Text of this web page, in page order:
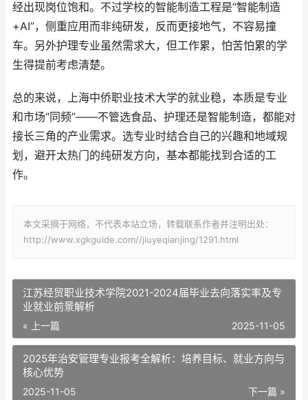
经出现岗位饱和。不过学校的智能制造工程是“智能制造
+AI”，侧重应用而非纯研发，反而更接地气，不容易撞
车。另外护理专业虽然需求大，但工作累，怕苦怕累的学
生得提前考虑清楚。
总的来说，上海中侨职业技术大学的就业稳，本质是专业
和市场“同频”——不管选食品、护理还是智能制造，都能对
接长三角的产业需求。选专业时结合自己的兴趣和地域规
划，避开太热门的纯研发方向，基本都能找到合适的工
作。
本文采摘于网络，不代表本站立场，转载联系作者并注明出处：
http://www.xgkguide.com//jiuyeqianjing/1291.html
江苏经贸职业技术学院2021-2024届毕业去向落实率及专
业就业前景解析
« 上一篇 2025-11-05
2025年治安管理专业报考全解析：培养目标、就业方向与
核心优势
下一篇 »
2025-11-05